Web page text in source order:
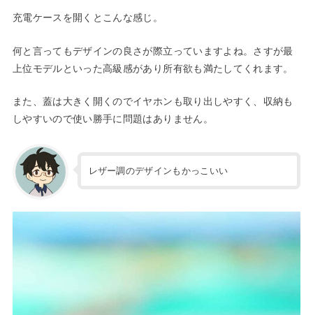
充電ケースを開くとこんな感じ。
何と言ってもデザインの良さが際立っていますよね。さすが最
上位モデルといった高級感があり所有欲も満たしてくれます。
また、蓋は大きく開くのでイヤホンも取り出しやすく、収納も
しやすいので使い勝手に問題はありません。
レザー調のデザインもかっこいい